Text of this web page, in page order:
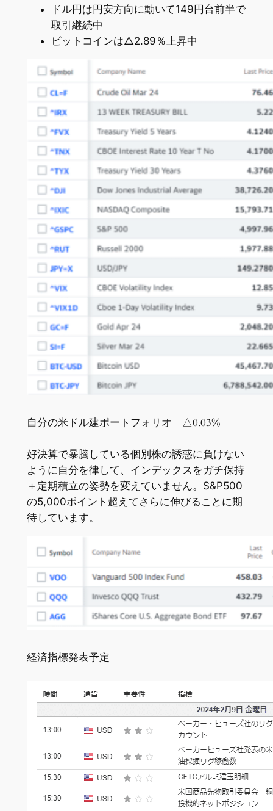
ドル円は円安方向に動いて149円台前半で
取引継続中
ビットコインは△2.89％上昇中
自分の米ドル建ポートフォリオ △0.03%
好決算で暴騰している個別株の誘惑に負けない
ように自分を律して、インデックスをガチ保持
＋定期積立の姿勢を変えていません。S&P500
の5,000ポイント超えてさらに伸びることに期
待しています。
経済指標発表予定